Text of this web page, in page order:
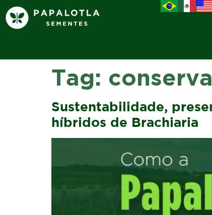
Tag:
Sustentabilidade,
híbridos de Brachiaria